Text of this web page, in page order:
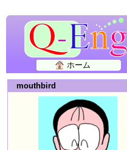
ホーム
mouthbird